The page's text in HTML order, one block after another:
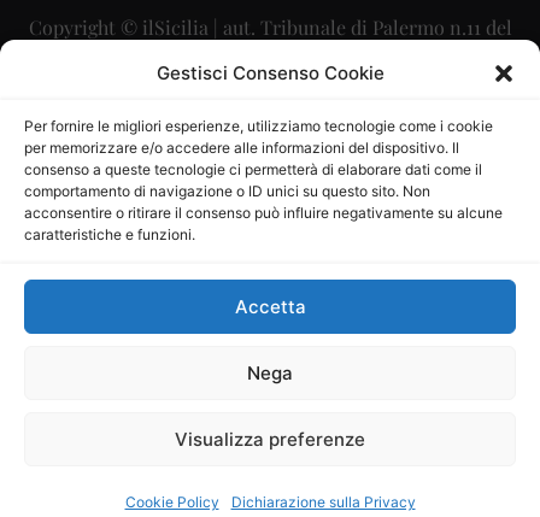
Gestisci Consenso Cookie
Per fornire le migliori esperienze, utilizziamo tecnologie come i cookie
per memorizzare e/o accedere alle informazioni del dispositivo. Il
consenso a queste tecnologie ci permetterà di elaborare dati come il
comportamento di navigazione o ID unici su questo sito. Non
acconsentire o ritirare il consenso può influire negativamente su alcune
caratteristiche e funzioni.
Accetta
Nega
Visualizza preferenze
Cookie Policy Dichiarazione sulla Privacy
Copyright © ilSicilia | aut. Tribunale di Palermo n.11 del
29/09/2015
Direttore Editoriale: Maurizio Scaglione
Direttore Responsabile: Maria Calabrese
P.IVA: 06334930820
Mercurio Comunicazione Società Cooperativa a r.l. è
iscritta al Registro degli Operatori di Comunicazione al
Sito gestito daLa Digitale srl–info@ladigitale.it